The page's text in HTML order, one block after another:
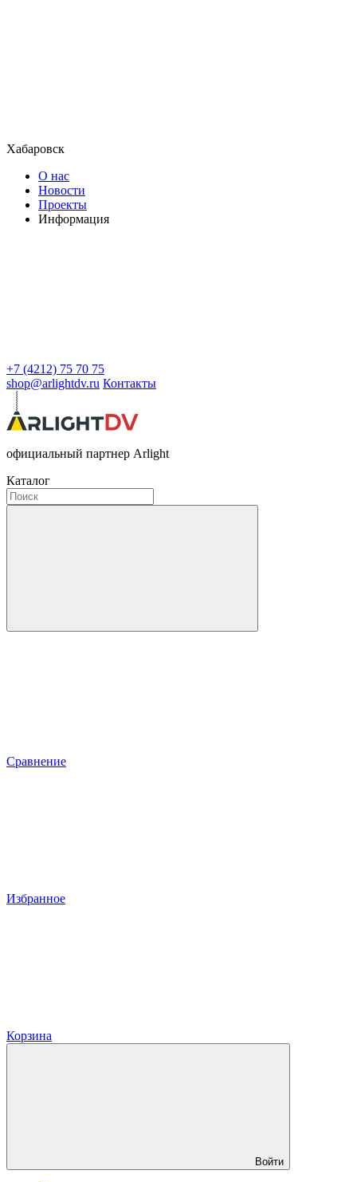
Хабаровск
О нас
Новости
Проекты
Информация
+7 (4212) 75 70 75
shop@arlightdv.ru Контакты
официальный партнер Arlight
Каталог
Сравнение
Избранное
Корзина
Войти